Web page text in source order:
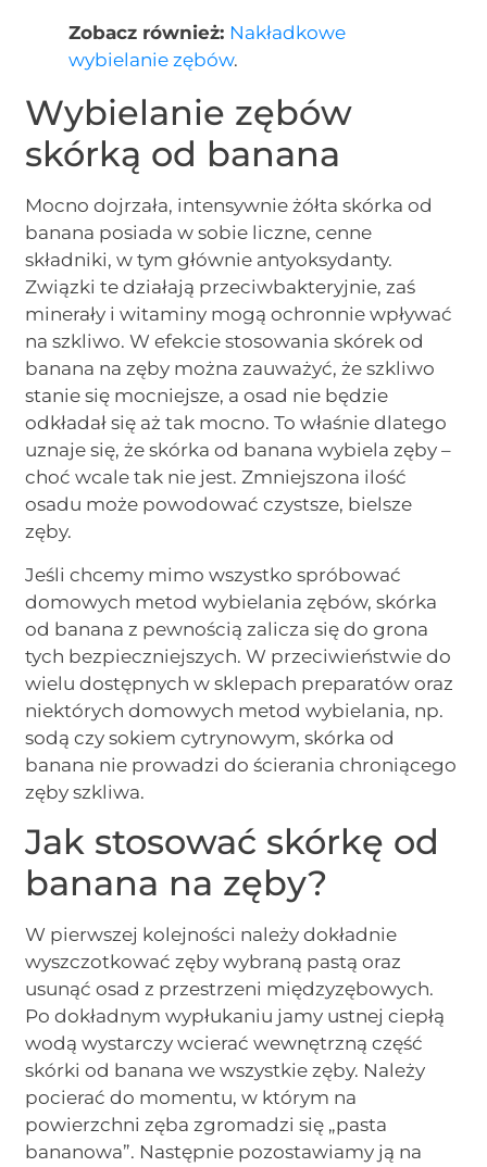
Zobacz również: Nakładkowe
wybielanie zębów.
Wybielanie zębów
skórką od banana
Mocno dojrzała, intensywnie żółta skórka od
banana posiada w sobie liczne, cenne
składniki, w tym głównie antyoksydanty.
Związki te działają przeciwbakteryjnie, zaś
minerały i witaminy mogą ochronnie wpływać
na szkliwo. W efekcie stosowania skórek od
banana na zęby można zauważyć, że szkliwo
stanie się mocniejsze, a osad nie będzie
odkładał się aż tak mocno. To właśnie dlatego
uznaje się, że skórka od banana wybiela zęby –
choć wcale tak nie jest. Zmniejszona ilość
osadu może powodować czystsze, bielsze
zęby.
Jeśli chcemy mimo wszystko spróbować
domowych metod wybielania zębów, skórka
od banana z pewnością zalicza się do grona
tych bezpieczniejszych. W przeciwieństwie do
wielu dostępnych w sklepach preparatów oraz
niektórych domowych metod wybielania, np.
sodą czy sokiem cytrynowym, skórka od
banana nie prowadzi do ścierania chroniącego
zęby szkliwa.
Jak stosować skórkę od
banana na zęby?
W pierwszej kolejności należy dokładnie
wyszczotkować zęby wybraną pastą oraz
usunąć osad z przestrzeni międzyzębowych.
Po dokładnym wypłukaniu jamy ustnej ciepłą
wodą wystarczy wcierać wewnętrzną część
skórki od banana we wszystkie zęby. Należy
pocierać do momentu, w którym na
powierzchni zęba zgromadzi się „pasta
bananowa”. Następnie pozostawiamy ją na